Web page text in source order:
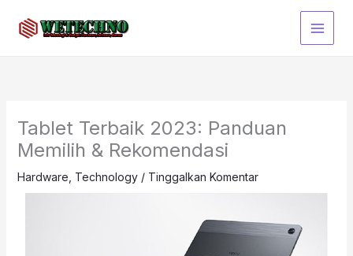
konten
Tablet Terbaik 2023: Panduan
Memilih & Rekomendasi
Hardware Technology/ Tinggalkan Komentar